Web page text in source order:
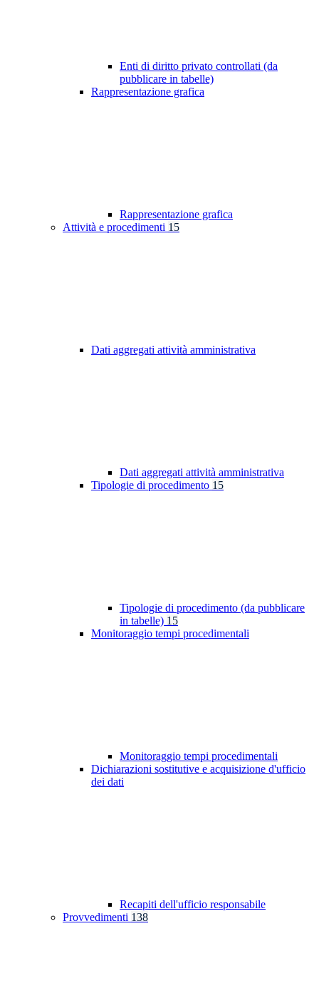
Enti di diritto privato controllati (da
pubblicare in tabelle)
Rappresentazione grafica
Rappresentazione grafica
Attività e procedimenti 15
Dati aggregati attività amministrativa
Dati aggregati attività amministrativa
Tipologie di procedimento 15
Tipologie di procedimento (da pubblicare
in tabelle) 15
Monitoraggio tempi procedimentali
Monitoraggio tempi procedimentali
Dichiarazioni sostitutive e acquisizione d'ufficio
dei dati
Recapiti dell'ufficio responsabile
Provvedimenti 138